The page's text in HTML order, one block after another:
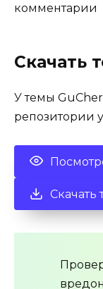
комментарии
Скачать
У темы
репозитории
Скачать